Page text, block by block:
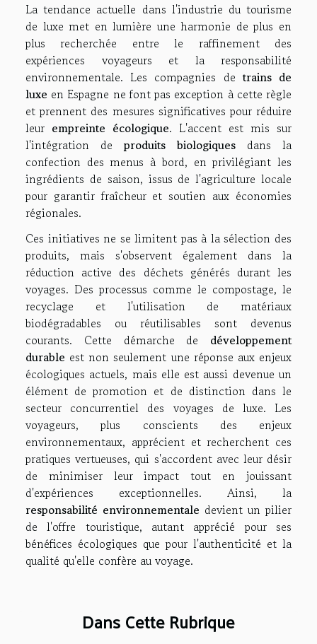
La tendance actuelle dans l'industrie du tourisme
de luxe met en lumière une harmonie de plus en
plus recherchée entre le raffinement des
expériences voyageurs et la responsabilité
environnementale. Les compagnies detrains de
luxe en Espagne ne font pas exception à cette règle
et prennent des mesures significatives pour réduire
leur empreinte écologique. L'accent est mis sur
l'intégration de produits biologiques dans la
confection des menus à bord, en privilégiant les
ingrédients de saison, issus de l'agriculture locale
pour garantir fraîcheur et soutien aux économies
régionales.
Ces initiatives ne se limitent pas à la sélection des
produits, mais s'observent également dans la
réduction active des déchets générés durant les
voyages. Des processus comme le compostage, le
recyclage et l'utilisation de matériaux
biodégradables ou réutilisables sont devenus
courants. Cette démarche de développement
durable est non seulement une réponse aux enjeux
écologiques actuels, mais elle est aussi devenue un
élément de promotion et de distinction dans le
secteur concurrentiel des voyages de luxe. Les
voyageurs, plus conscients des enjeux
environnementaux, apprécient et recherchent ces
pratiques vertueuses, qui s'accordent avec leur désir
de minimiser leur impact tout en jouissant
d'expériences exceptionnelles. Ainsi, la
responsabilité environnementale devient un pilier
de l'offre touristique, autant apprécié pour ses
bénéfices écologiques que pour l'authenticité et la
qualité qu'elle confère au voyage.
Dans Cette Rubrique